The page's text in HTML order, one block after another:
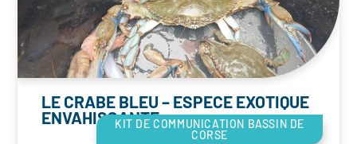
KIT DE COMMUNICATION BASSIN RHÔNE-
MÉDITERRANÉE
KIT DE COMMUNICATION BASSIN DE
CORSE
LE CRABE BLEU – ESPECE EXOTIQUE
ENVAHISSANTE